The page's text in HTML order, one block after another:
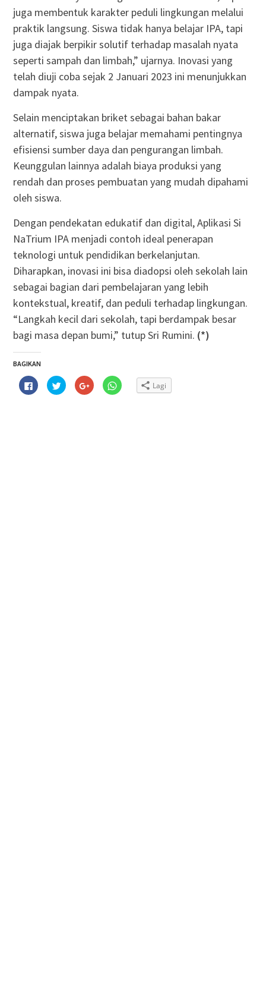
juga membentuk karakter peduli lingkungan melalui
praktik langsung. Siswa tidak hanya belajar IPA, tapi
juga diajak berpikir solutif terhadap masalah nyata
seperti sampah dan limbah,” ujarnya. Inovasi yang
telah diuji coba sejak 2 Januari 2023 ini menunjukkan
dampak nyata.
Selain menciptakan briket sebagai bahan bakar
alternatif, siswa juga belajar memahami pentingnya
efisiensi sumber daya dan pengurangan limbah.
Keunggulan lainnya adalah biaya produksi yang
rendah dan proses pembuatan yang mudah dipahami
oleh siswa.
Dengan pendekatan edukatif dan digital, Aplikasi Si
NaTrium IPA menjadi contoh ideal penerapan
teknologi untuk pendidikan berkelanjutan.
Diharapkan, inovasi ini bisa diadopsi oleh sekolah lain
sebagai bagian dari pembelajaran yang lebih
kontekstual, kreatif, dan peduli terhadap lingkungan.
“Langkah kecil dari sekolah, tapi berdampak besar
bagi masa depan bumi,” tutup Sri Rumini. (*)
BAGIKAN
Klik
untuk
membagikan
Klik
untuk
berbagi
Klik
untuk
berbagi
Klik
untuk Lagi